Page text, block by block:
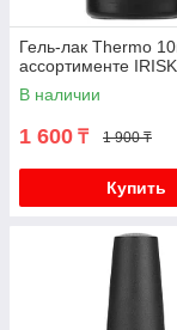
Гель-лак Thermo
ассортименте IRISK
В наличии
1 600 ₸ 1 900 ₸
Купить